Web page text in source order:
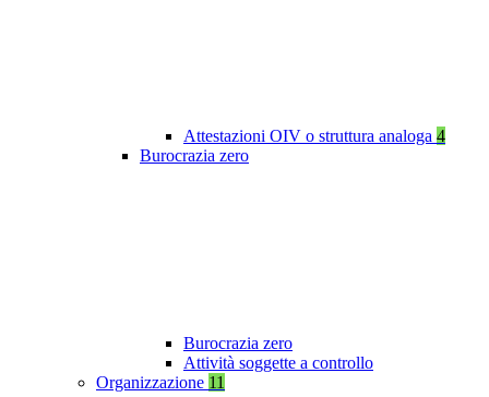
Attestazioni OIV o struttura analoga 4
Burocrazia zero
Burocrazia zero
Attività soggette a controllo
Organizzazione 11